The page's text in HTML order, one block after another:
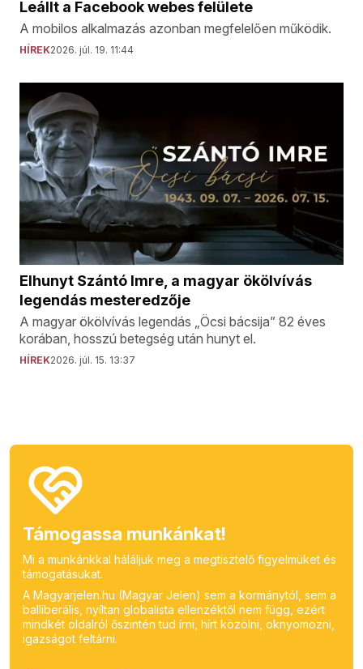
Leállt a Facebook webes felülete
A mobilos alkalmazás azonban megfelelően működik.
HÍREK2026. júl. 19. 11:44
Elhunyt Szántó Imre, a magyar ökölvívás
legendás mesteredzője
A magyar ökölvívás legendás „Öcsi bácsija” 82 éves
korában, hosszú betegség után hunyt el.
HÍREK2026. júl. 15. 13:37
Támogassa munkánkat!
Mi a munkánkkal háláljuk meg a megtisztelő figyelmüket és
támogatásukat.
A Magyarjelen.hu (Magyar Jelen) sem a kormánytól, sem a
balliberális, nyíltan globalista ellenzéktől nem függ, ezért
mindkét oldalról őszintén tud írni, hírt közölni, oknyomozni,
igazságot feltárni.